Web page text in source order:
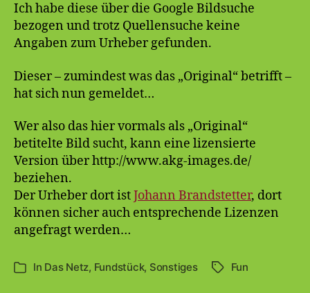
Ich habe diese über die Google Bildsuche
bezogen und trotz Quellensuche keine
Angaben zum Urheber gefunden.
Dieser – zumindest was das „Original“ betrifft –
hat sich nun gemeldet…
Wer also das hier vormals als „Original“
betitelte Bild sucht, kann eine lizensierte
Version über http://www.akg-images.de/
beziehen.
Der Urheber dort istJohann Brandstetter, dort
können sicher auch entsprechende Lizenzen
angefragt werden…
Kategorien
In Das Netz, Fundstück, Sonstiges Schlagwörter
Fun